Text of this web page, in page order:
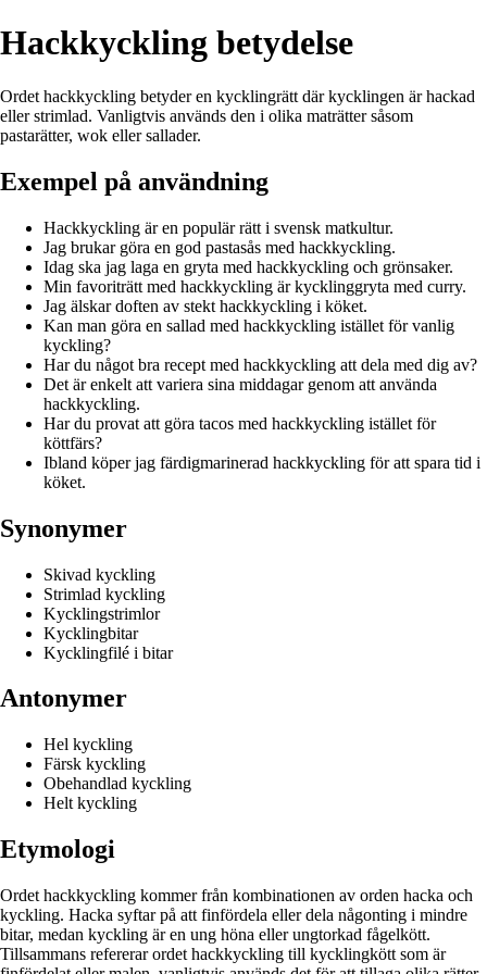
Hackkyckling betydelse
Ordet hackkyckling betyder en kycklingrätt där kycklingen är hackad
eller strimlad. Vanligtvis används den i olika maträtter såsom
pastarätter, wok eller sallader.
Exempel på användning
Hackkyckling är en populär rätt i svensk matkultur.
Jag brukar göra en god pastasås med hackkyckling.
Idag ska jag laga en gryta med hackkyckling och grönsaker.
Min favoriträtt med hackkyckling är kycklinggryta med curry.
Jag älskar doften av stekt hackkyckling i köket.
Kan man göra en sallad med hackkyckling istället för vanlig
kyckling?
Har du något bra recept med hackkyckling att dela med dig av?
Det är enkelt att variera sina middagar genom att använda
hackkyckling.
Har du provat att göra tacos med hackkyckling istället för
köttfärs?
Ibland köper jag färdigmarinerad hackkyckling för att spara tid i
köket.
Synonymer
Skivad kyckling
Strimlad kyckling
Kycklingstrimlor
Kycklingbitar
Kycklingfilé i bitar
Antonymer
Hel kyckling
Färsk kyckling
Obehandlad kyckling
Helt kyckling
Etymologi
Ordet hackkyckling kommer från kombinationen av orden hacka och
kyckling. Hacka syftar på att finfördela eller dela någonting i mindre
bitar, medan kyckling är en ung höna eller ungtorkad fågelkött.
Tillsammans refererar ordet hackkyckling till kycklingkött som är